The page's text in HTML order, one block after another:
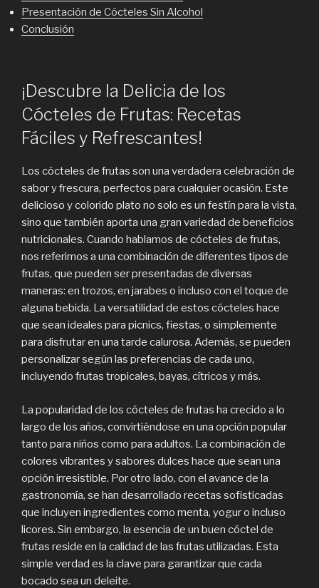
Presentación de Cócteles Sin Alcohol
Conclusión
¡Descubre la Delicia de los
Cócteles de Frutas: Recetas
Fáciles y Refrescantes!
Los cócteles de frutas son una verdadera celebración de
sabor y frescura, perfectos para cualquier ocasión. Este
delicioso y colorido plato no solo es un festín para la vista,
sino que también aporta una gran variedad de beneficios
nutricionales. Cuando hablamos de cócteles de frutas,
nos referimos a una combinación de diferentes tipos de
frutas, que pueden ser presentadas de diversas
maneras: en trozos, en jarabes o incluso con el toque de
alguna bebida. La versatilidad de estos cócteles hace
que sean ideales para picnics, fiestas, o simplemente
para disfrutar en una tarde calurosa. Además, se pueden
personalizar según las preferencias de cada uno,
incluyendo frutas tropicales, bayas, cítricos y más.
La popularidad de los cócteles de frutas ha crecido a lo
largo de los años, convirtiéndose en una opción popular
tanto para niños como para adultos. La combinación de
colores vibrantes y sabores dulces hace que sean una
opción irresistible. Por otro lado, con el avance de la
gastronomía, se han desarrollado recetas sofisticadas
que incluyen ingredientes como menta, yogur o incluso
licores. Sin embargo, la esencia de un buen cóctel de
frutas reside en la calidad de las frutas utilizadas. Esta
simple verdad es la clave para garantizar que cada
bocado sea un deleite.